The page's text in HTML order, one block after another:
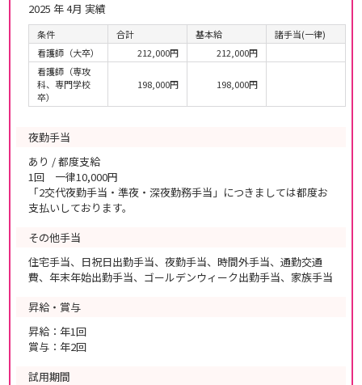
2025 年 4月 実績
条件 合計 基本給
諸手当(一律)
看護師（大卒）
212,000円
212,000円
看護師（専攻
科、専門学校
卒）
198,000円 198,000円
夜勤手当
あり / 都度支給
1回 一律10,000円
「2交代夜勤手当・準夜・深夜勤務手当」につきましては都度お
支払いしております。
その他手当
住宅手当、日祝日出勤手当、夜勤手当、時間外手当、通勤交通
費、年末年始出勤手当、ゴールデンウィーク出勤手当、家族手当
昇給・賞与
昇給：年1回
賞与：年2回
試用期間